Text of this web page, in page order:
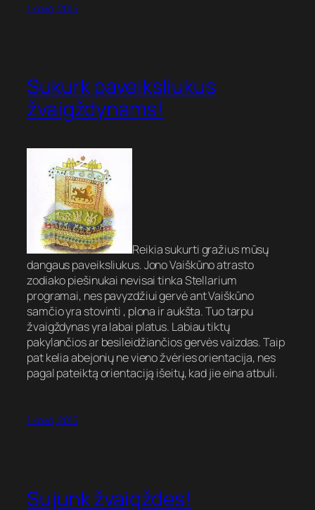
1 kovo, 2015
Sukurk paveiksliukus
žvaigždynams!
Reikia sukurti gražius mūsų
dangaus paveiksliukus. Jono Vaiškūno atrasto
zodiako piešinukai nevisai tinka Stellarium
programai, nes pavyzdžiui gervė ant Vaiškūno
samčio yra stovinti , plona ir aukšta. Tuo tarpu
žvaigždynas yra labai platus. Labiau tiktų
pakylančios ar besileidžiančios gervės vaizdas. Taip
pat kelia abejonių ne vieno žvėries orientacija, nes
pagal pateiktą orientaciją išeitų, kad jie eina atbuli.
1 kovo, 2015
Sujunk žvaigždes!